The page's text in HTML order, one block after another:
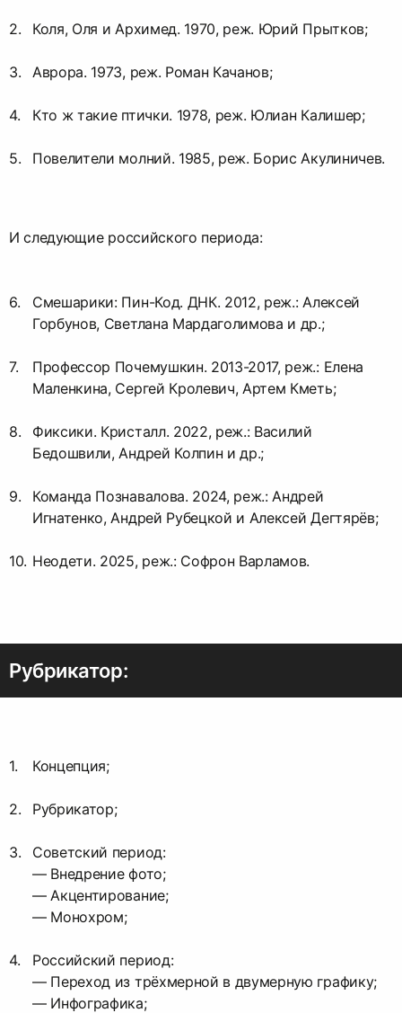
Коля, Оля и Архимед. 1970, реж. Юрий Прытков;
Аврора. 1973, реж. Роман Качанов;
Кто ж такие птички. 1978, реж. Юлиан Калишер;
Повелители молний. 1985, реж. Борис Акулиничев.
И следующие российского периода:
Смешарики: Пин-Код. ДНК. 2012, реж.: Алексей
Горбунов, Светлана Мардаголимова и др.;
Профессор Почемушкин. 2013-2017, реж.: Елена
Маленкина, Сергей Кролевич, Артем Кметь;
Фиксики. Кристалл. 2022, реж.: Василий
Бедошвили, Андрей Колпин и др.;
Команда Познавалова. 2024, реж.: Андрей
Игнатенко, Андрей Рубецкой и Алексей Дегтярёв;
Неодети. 2025, реж.: Софрон Варламов.
Рубрикатор:
Концепция;
Рубрикатор;
Советский период:
— Внедрение фото;
— Акцентирование;
— Монохром;
Российский период:
— Переход из трёхмерной в двумерную графику;
— Инфографика;